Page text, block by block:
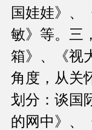
国娃娃》、
敏》等。三
箱》、《视
角度，从关
划分：谈国
的网中》、